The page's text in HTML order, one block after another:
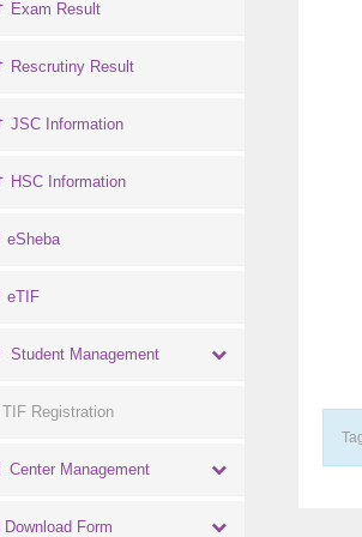
Exam Result
Rescrutiny Result
JSC Information
HSC Information
eSheba
eTIF
Student Management
TIF Registration
Center Management
Download Form